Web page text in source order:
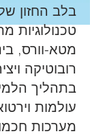
בלב החזון
טכנולוגיות
מטא-וורס,
רובוטיקה
בתהליך
עולמות
מערכות